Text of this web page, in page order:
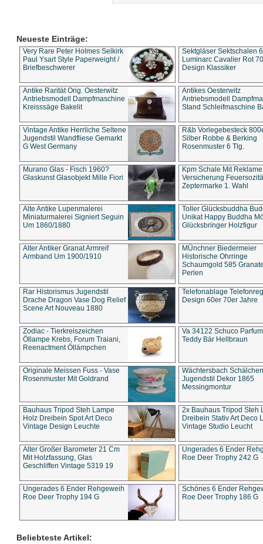
Neueste Einträge:
Very Rare Peter Holmes Selkirk
Paul Ysart Style Paperweight /
Briefbeschwerer
Sektgläser Sektschalen
Luminarc Cavalier Rot
Design Klassiker
Antike Rarität Orig. Oesterwitz
Antriebsmodell Dampfmaschine
Kreisssäge Bakelit
Antikes Oesterwitz
Antriebsmodell
Stand Schleifmaschine
Vintage Antike Herrliche Seltene
Jugendstil Wandfliese Gemarkt
G West Germany
R&b Vorlegebesteck
Silber Robbe & Berking
Rosenmuster 6 Tlg.
Murano Glas - Fisch 1960?
Glaskunst Glasobjekt Mille Fiori
Kpm Schale Mit Reklame
Versicherung
Zeptermarke 1. Wahl
Alte Antike Lupenmalerei
Miniaturmalerei Signiert Seguin
Um 1860/1880
Toller Glücksbuddha
Unikat Happy Buddha
Glücksbringer Holzfigur
Alter Antiker Granat Armreif
Armband Um 1900/1910
MÜnchner Biedermeier
Historische Ohrringe
Schaumgold 585
Perlen
Rar Historismus Jugendstil
Drache Dragon Vase Dog Relief
Scene Art Nouveau 1880
Telefonablage
Design 60er 70er Jahre
Zodiac - Tierkreiszeichen
Öllampe Krebs, Forum Traiani,
Reenactment Öllämpchen
Va 34122 Schuco
Teddy Bär Hellbraun
Originale Meissen Fuss - Vase
Rosenmuster Mit Goldrand
Wächtersbach Schälchen
Jugendstil Dekor 1865
Messingmontur
Bauhaus Tripod Steh Lampe
Holz Dreibein Spot Art Deco
Vintage Design Leuchte
2x Bauhaus Tripod Steh
Dreibein Stativ Art Deco
Vintage Studio Leucht
Alter Großer Barometer 21 Cm
Mit Holzfassung, Glas
Geschliffen Vintage 5319 19
Ungerades 6 Ender
Roe Deer Trophy 242 G
Ungerades 6 Ender Rehgeweih
Roe Deer Trophy 194 G
Schönes 6 Ender
Roe Deer Trophy 186 G
Beliebteste Artikel: